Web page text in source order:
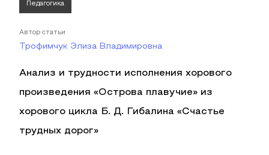
Педагогика
Автор статьи
Трофимчук Элиза Владимировна
Анализ и трудности исполнения хорового
произведения «Острова плавучие» из
хорового цикла Б. Д. Гибалина «Счастье
трудных дорог»